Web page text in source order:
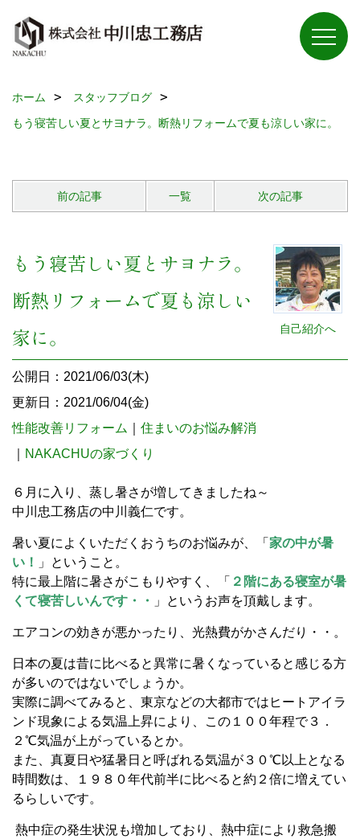
ホーム
スタッフブログ
もう寝苦しい夏とサヨナラ。断熱リフォームで夏も涼しい家に。
前の記事 一覧 次の記事
自己紹介へ
もう寝苦しい夏とサヨナラ。
断熱リフォームで夏も涼しい
家に。
公開日：2021/06/03(木)
更新日：2021/06/04(金)
性能改善リフォーム
住まいのお悩み解消
NAKACHUの家づくり
６月に入り、蒸し暑さが増してきましたね～
中川忠工務店の中川義仁です。
暑い夏によくいただくおうちのお悩みが、「 家の中が暑
い！
」ということ。
特に最上階に暑さがこもりやすく、「 ２階にある寝室が暑
くて寝苦しいんです・・
」というお声を頂戴します。
エアコンの効きが悪かったり、光熱費がかさんだり・・。
日本の夏は昔に比べると異常に暑くなっていると感じる方
が多いのではないでしょうか。
実際に調べてみると、東京などの大都市ではヒートアイラ
ンド現象による気温上昇により、この１００年程で３．
２℃気温が上がっているとか。
また、真夏日や猛暑日と呼ばれる気温が３０℃以上となる
時間数は、１９８０年代前半に比べると約２倍に増えてい
るらしいです。
熱中症の発生状況も増加しており、熱中症により救急搬